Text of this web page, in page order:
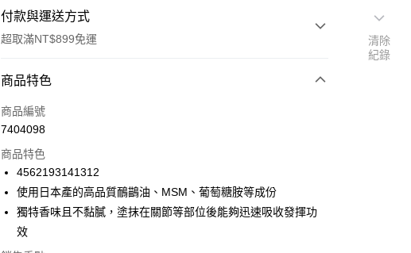
付款與運送方式
超取滿NT$899免運
付款方式
信用卡一次付款
LINE Pay
Apple Pay
街口支付
商品特色
商品編號
7404098
商品特色
4562193141312
使用日本產的高品質鴯鶓油、MSM、葡萄糖胺等成份
獨特香味且不黏膩，塗抹在關節等部位後能夠迅速吸收發揮功
效
清除
紀錄